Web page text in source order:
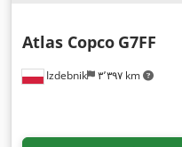
Izdebnik ۳٬۳۹۷ km
Atlas Copco G7FF